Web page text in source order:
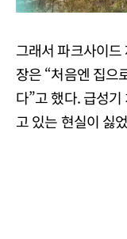
그래서 파크사이드
장은 “처음엔 집으
다”고 했다. 급성
고 있는 현실이 싫